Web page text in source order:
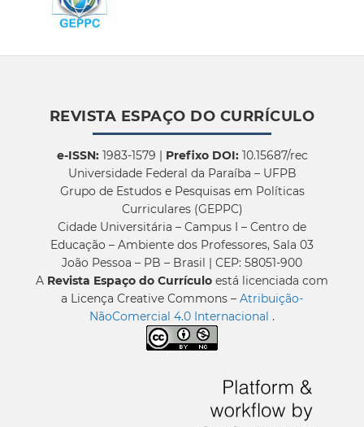
REVISTA ESPAÇO DO CURRÍCULO
e-ISSN:1983-1579 | Prefixo DOI:10.15687/rec
Universidade Federal da Paraíba – UFPB
Grupo de Estudos e Pesquisas em Políticas
Curriculares (GEPPC)
Cidade Universitária – Campus I – Centro de
Educação – Ambiente dos Professores, Sala 03
João Pessoa – PB – Brasil | CEP: 58051-900
A Revista Espaço do Currículo está licenciada com
a Licença Creative Commons – Atribuição-
NãoComercial 4.0 Internacional .